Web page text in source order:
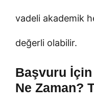
vadeli akademik
değerli olabilir.
Başvuru
Ne Zaman?